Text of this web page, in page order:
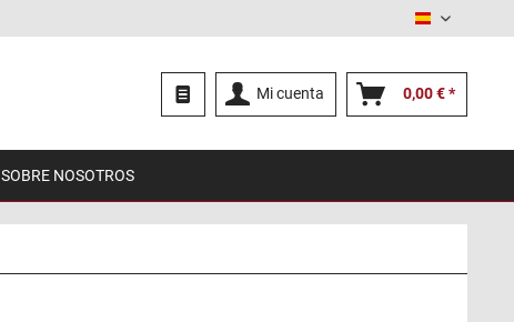
Español
Mi cuenta 0,00 € *
SOBRE NOSOTROS